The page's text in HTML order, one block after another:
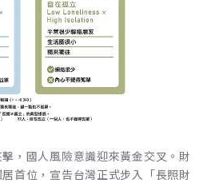
，國人風險意識迎來黃金交叉。財
首位，宣告台灣正式步入「長照財